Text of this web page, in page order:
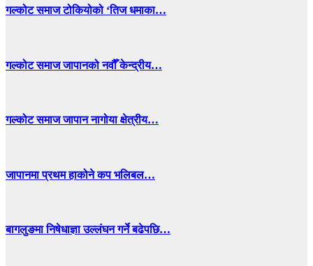
गल्कोट समाज टोकियोको ‘तिज धमाका…
गल्कोट समाज जापानको नवौँ केन्द्रीय…
गल्कोट समाज जापान नागोया क्षेत्रीय…
जापानमा प्रथम हाकोने कप भलिबल…
बागलुङमा निषेधाज्ञा उल्लंघन गर्ने बढेपछि…